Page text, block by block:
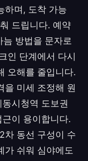
하며, 도착 가능
드립니다. 예약
방법을 문자로
인 단계에서 다시
오해를 줄입니다.
을 미세 조정해 원
시청역 도보권
이 용이합니다.
차 동선 구성이 수
가 쉬워 심야에도